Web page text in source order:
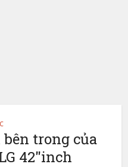
trong của
42"inch